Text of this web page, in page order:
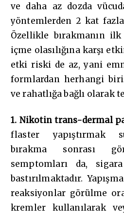
ve daha az dozda
yöntemlerden 2 kat
Özellikle bırakmanın
içme olasılığına karşı
etki riski de az, yani
formlardan herhangi
ve rahatlığa bağlı olarak
1. Nikotin trans-dermal
flaster yapıştırmak
bırakma sonrası
semptomları da,
bastırılmaktadır.
reaksiyonlar görülme
kremler kullanılarak